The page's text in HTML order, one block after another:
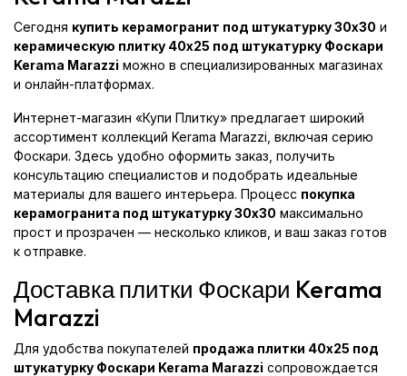
Сегодня купить керамогранит под штукатурку 30x30 и
керамическую плитку 40x25 под штукатурку Фоскари
Kerama Marazzi можно в специализированных магазинах
и онлайн-платформах.
Интернет-магазин «Купи Плитку» предлагает широкий
ассортимент коллекций Kerama Marazzi, включая серию
Фоскари. Здесь удобно оформить заказ, получить
консультацию специалистов и подобрать идеальные
материалы для вашего интерьера. Процесс покупка
керамогранита под штукатурку 30x30 максимально
прост и прозрачен — несколько кликов, и ваш заказ готов
к отправке.
Доставка плитки Фоскари Kerama
Marazzi
Для удобства покупателей продажа плитки 40x25 под
штукатурку Фоскари Kerama Marazzi сопровождается